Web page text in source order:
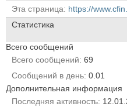
Эта страница https://
Статистика
Всего сообщений
Всего сообщений 69
Сообщений в день 0.01
Дополнительная информация
Последняя активность